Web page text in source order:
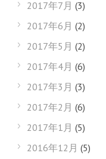
2017年7月 (3)
2017年6月 (2)
2017年5月 (2)
2017年4月 (6)
2017年3月 (3)
2017年2月 (6)
2017年1月 (5)
2016年12月 (5)